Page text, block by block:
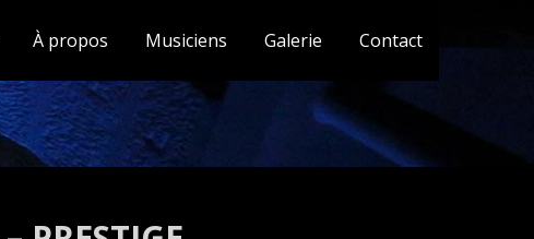
À propos Musiciens Galerie Contact